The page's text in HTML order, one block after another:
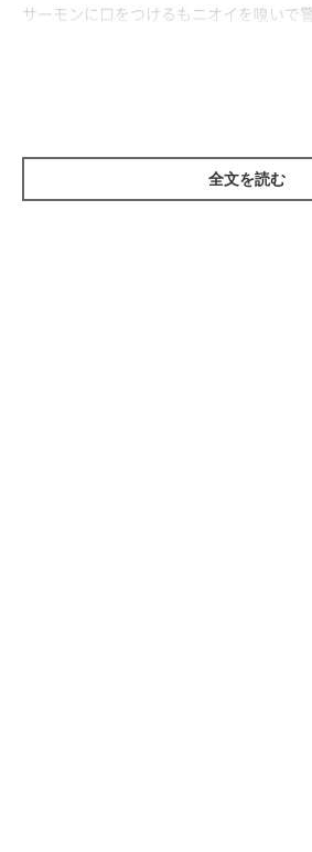
サーモンに口をつけるもニオイを嗅いで
全文を読む